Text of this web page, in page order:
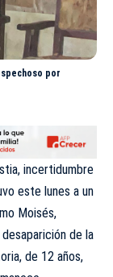
por
incertidumbre
este lunes a un
Moisés,
de la
de 12 años,